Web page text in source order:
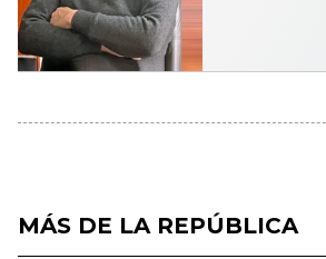
MÁS DE LA REPÚBLICA